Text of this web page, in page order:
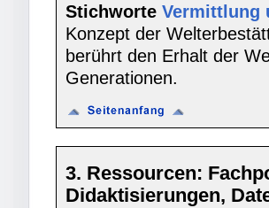
Stichworte Vermittlung
Konzept der
berührt den Erhalt der
Generationen.
3. Ressourcen:
Didaktisierungen,